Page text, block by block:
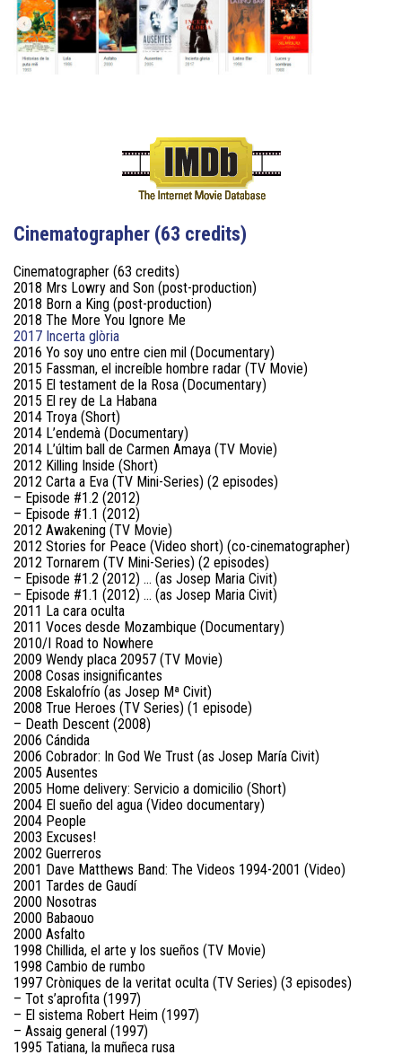
Cinematographer (63 credits)
Cinematographer (63 credits)
2018 Mrs Lowry and Son (post-production)
2018 Born a King (post-production)
2018 The More You Ignore Me
2017 Incerta glòria
2016 Yo soy uno entre cien mil (Documentary)
2015 Fassman, el increíble hombre radar (TV Movie)
2015 El testament de la Rosa (Documentary)
2015 El rey de La Habana
2014 Troya (Short)
2014 L’endemà (Documentary)
2014 L’últim ball de Carmen Amaya (TV Movie)
2012 Killing Inside (Short)
2012 Carta a Eva (TV Mini-Series) (2 episodes)
– Episode #1.2 (2012)
– Episode #1.1 (2012)
2012 Awakening (TV Movie)
2012 Stories for Peace (Video short) (co-cinematographer)
2012 Tornarem (TV Mini-Series) (2 episodes)
– Episode #1.2 (2012) … (as Josep Maria Civit)
– Episode #1.1 (2012) … (as Josep Maria Civit)
2011 La cara oculta
2011 Voces desde Mozambique (Documentary)
2010/I Road to Nowhere
2009 Wendy placa 20957 (TV Movie)
2008 Cosas insignificantes
2008 Eskalofrío (as Josep Mª Civit)
2008 True Heroes (TV Series) (1 episode)
– Death Descent (2008)
2006 Cándida
2006 Cobrador: In God We Trust (as Josep María Civit)
2005 Ausentes
2005 Home delivery: Servicio a domicilio (Short)
2004 El sueño del agua (Video documentary)
2004 People
2003 Excuses!
2002 Guerreros
2001 Dave Matthews Band: The Videos 1994-2001 (Video)
2001 Tardes de Gaudí
2000 Nosotras
2000 Babaouo
2000 Asfalto
1998 Chillida, el arte y los sueños (TV Movie)
1998 Cambio de rumbo
1997 Cròniques de la veritat oculta (TV Series) (3 episodes)
– Tot s’aprofita (1997)
– El sistema Robert Heim (1997)
– Assaig general (1997)
1995 Tatiana, la muñeca rusa